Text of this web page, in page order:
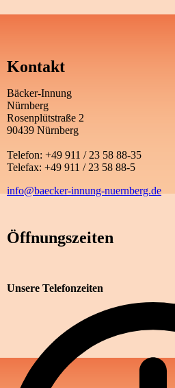
Kontakt
Bäcker-Innung
Nürnberg
Rosenplütstraße 2
90439 Nürnberg
Telefon: +49 911 / 23 58 88-35
Telefax: +49 911 / 23 58 88-5
info@baecker-innung-nuernberg.de
Öffnungszeiten
Unsere Telefonzeiten